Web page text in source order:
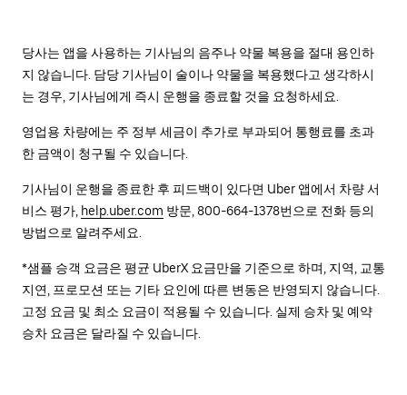
당사는 앱을 사용하는 기사님의 음주나 약물 복용을 절대 용인하
지 않습니다. 담당 기사님이 술이나 약물을 복용했다고 생각하시
는 경우, 기사님에게 즉시 운행을 종료할 것을 요청하세요.
영업용 차량에는 주 정부 세금이 추가로 부과되어 통행료를 초과
한 금액이 청구될 수 있습니다.
기사님이 운행을 종료한 후 피드백이 있다면 Uber 앱에서 차량 서
비스 평가, help.uber.com 방문, 800-664-1378번으로 전화 등의
방법으로 알려주세요.
*샘플 승객 요금은 평균 UberX 요금만을 기준으로 하며, 지역, 교통
지연, 프로모션 또는 기타 요인에 따른 변동은 반영되지 않습니다.
고정 요금 및 최소 요금이 적용될 수 있습니다. 실제 승차 및 예약
승차 요금은 달라질 수 있습니다.